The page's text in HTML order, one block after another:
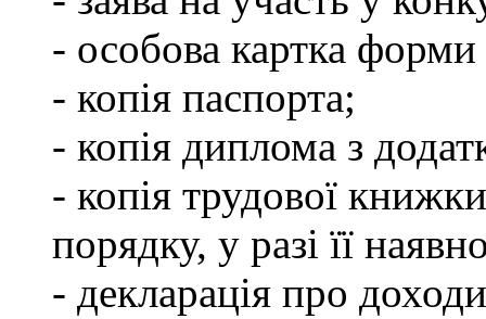
- особова картка
- копія паспорта;
- копія диплома з
- копія трудової
порядку, у разі її
- декларація про